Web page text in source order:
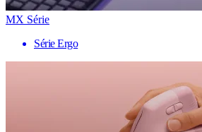
MX Série
Série Ergo